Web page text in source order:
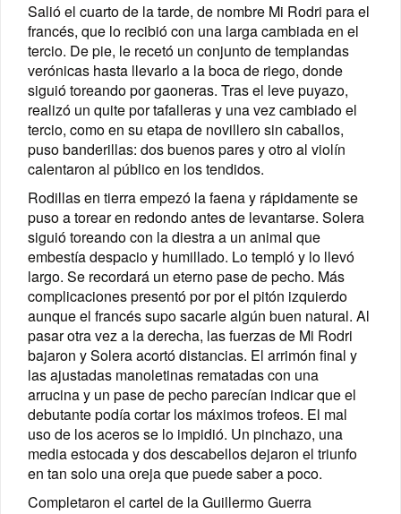
Salió el cuarto de la tarde, de nombre Mi Rodri para el
francés, que lo recibió con una larga cambiada en el
tercio. De pie, le recetó un conjunto de templandas
verónicas hasta llevarlo a la boca de riego, donde
siguió toreando por gaoneras. Tras el leve puyazo,
realizó un quite por tafalleras y una vez cambiado el
tercio, como en su etapa de novillero sin caballos,
puso banderillas: dos buenos pares y otro al violín
calentaron al público en los tendidos.
Rodillas en tierra empezó la faena y rápidamente se
puso a torear en redondo antes de levantarse. Solera
siguió toreando con la diestra a un animal que
embestía despacio y humillado. Lo templó y lo llevó
largo. Se recordará un eterno pase de pecho. Más
complicaciones presentó por por el pitón izquierdo
aunque el francés supo sacarle algún buen natural. Al
pasar otra vez a la derecha, las fuerzas de Mi Rodri
bajaron y Solera acortó distancias. El arrimón final y
las ajustadas manoletinas rematadas con una
arrucina y un pase de pecho parecían indicar que el
debutante podía cortar los máximos trofeos. El mal
uso de los aceros se lo impidió. Un pinchazo, una
media estocada y dos descabellos dejaron el triunfo
en tan solo una oreja que puede saber a poco.
Completaron el cartel de la Guillermo Guerra